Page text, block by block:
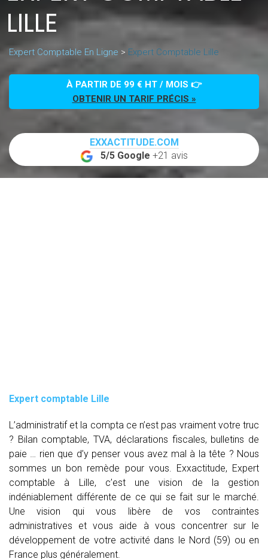
LILLE
Expert Comptable En Ligne > Expert Comptable Lille
À PARTIR DE 99 € HT / MOIS 👉
OBTENIR UN TARIF PRÉCIS »
EXXACTITUDE.COM
5/5 Google +21 avis
Expert comptable Lille
L’administratif et la compta ce n’est pas vraiment votre truc
? Bilan comptable, TVA, déclarations fiscales, bulletins de
paie … rien que d’y penser vous avez mal à la tête ? Nous
sommes un bon remède pour vous. Exxactitude, Expert
comptable à Lille, c’est une vision de la gestion
indéniablement différente de ce qui se fait sur le marché.
Une vision qui vous libère de vos contraintes
administratives et vous aide à vous concentrer sur le
développement de votre activité dans le Nord (59) ou en
France plus généralement.